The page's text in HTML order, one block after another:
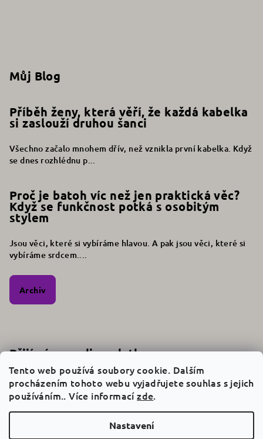
Tento web používá soubory cookie. Dalším
procházením tohoto webu vyjadřujete souhlas s jejich
používáním.. Více informacízde.
Nastavení
Můj Blog
Příběh ženy, která věří, že každá kabelka
si zaslouží druhou šanci
Všechno začalo mnohem dřív, než vznikla první kabelka. Když
se dnes rozhlédnu p...
Proč je batoh víc než jen praktická věc?
Když se funkčnost potká s osobitým
stylem
Jsou věci, které si vybíráme hlavou. A pak jsou věci, které si
vybíráme srdcem....
Archiv
Přijímáme online platby